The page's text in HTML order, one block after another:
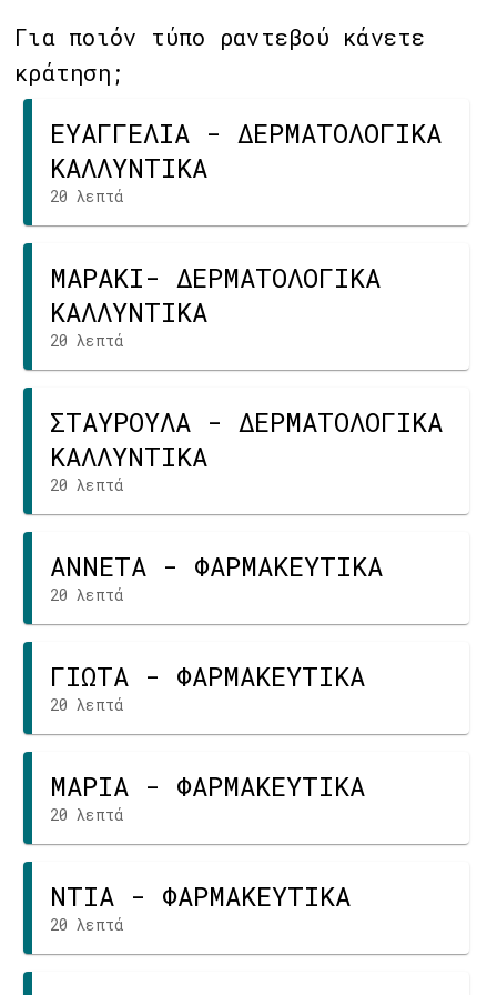
Για ποιόν τύπο ραντεβού κάνετε
κράτηση;
ΕΥΑΓΓΕΛΙΑ - ΔΕΡΜΑΤΟΛΟΓΙΚΑ
ΚΑΛΛΥΝΤΙΚΑ
20 λεπτά
ΜΑΡΑΚΙ- ΔΕΡΜΑΤΟΛΟΓΙΚΑ
ΚΑΛΛΥΝΤΙΚΑ
20 λεπτά
ΣΤΑΥΡΟΥΛΑ - ΔΕΡΜΑΤΟΛΟΓΙΚΑ
ΚΑΛΛΥΝΤΙΚΑ
20 λεπτά
ΑΝΝΕΤΑ - ΦΑΡΜΑΚΕΥΤΙΚΑ
20 λεπτά
ΓΙΩΤΑ - ΦΑΡΜΑΚΕΥΤΙΚΑ
20 λεπτά
ΜΑΡΙΑ - ΦΑΡΜΑΚΕΥΤΙΚΑ
20 λεπτά
ΝΤΙΑ - ΦΑΡΜΑΚΕΥΤΙΚΑ
20 λεπτά